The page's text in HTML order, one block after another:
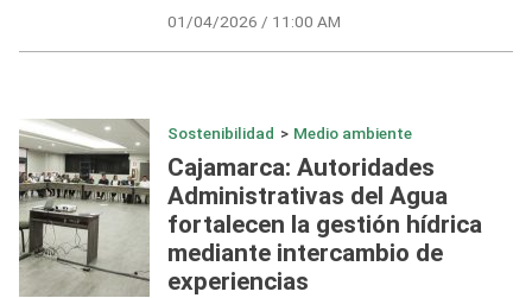
01/04/2026 / 11:00 AM
Sostenibilidad > Medio ambiente
Cajamarca: Autoridades
Administrativas del Agua
fortalecen la gestión hídrica
mediante intercambio de
experiencias